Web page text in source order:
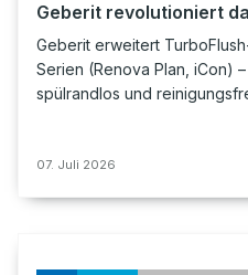
Geberit revolutioniert
Geberit erweitert
Serien (Renova Plan, iCon)
spülrandlos und
07. Juli 2026